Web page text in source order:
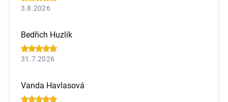
3.8.2026
Bedřich Huzlík
31.7.2026
Vanda Havlasová